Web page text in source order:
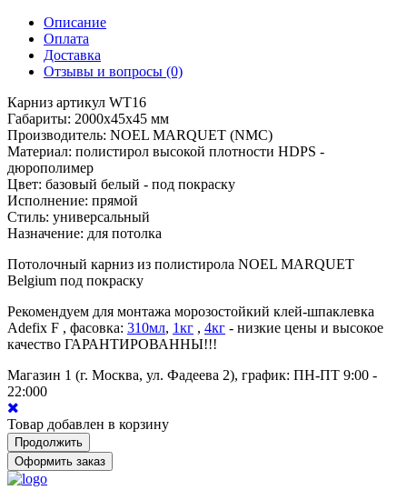
Описание
Оплата
Доставка
Отзывы и вопросы (0)
Карниз артикул WT16
Габариты: 2000х45х45 мм
Производитель: NOEL MARQUET (NMC)
Материал: полистирол высокой плотности HDPS -
дюрополимер
Цвет: базовый белый - под покраску
Исполнение: прямой
Стиль: универсальный
Назначение: для потолка
Потолочный карниз из полистирола NOEL MARQUET
Belgium под покраску
Рекомендуем для монтажа морозостойкий клей-шпаклевка
Adefix F , фасовка: 310мл, 1кг , 4кг - низкие цены и высокое
качество ГАРАНТИРОВАННЫ!!!
Магазин 1 (г. Москва, ул. Фадеева 2), график: ПН-ПТ 9:00 -
22:000
Товар добавлен в корзину
Продолжить
Оформить заказ